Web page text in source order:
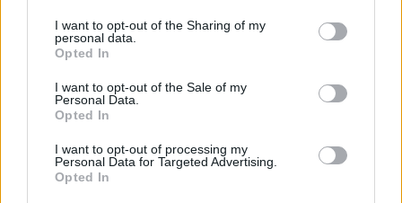
I want to opt-out of the Sharing of my
personal data.
Opted In
I want to opt-out of the Sale of my
Personal Data.
Opted In
I want to opt-out of processing my
Personal Data for Targeted Advertising.
Opted In